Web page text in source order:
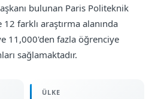
bulunan Paris Politeknik
farklı araştırma alanında
11,000'den fazla öğrenciye
sağlamaktadır.
ÜLKE